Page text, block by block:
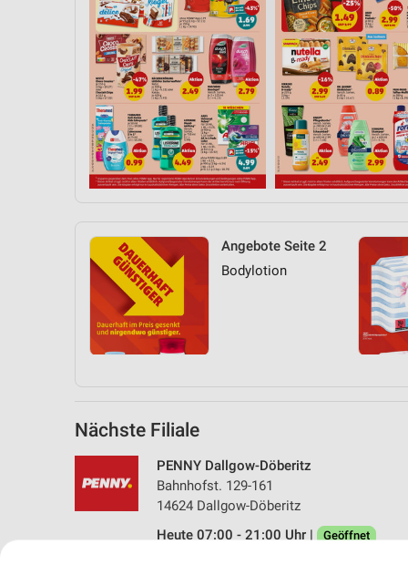
Angebote Seite 2
Bodylotion
Nächste Filiale
PENNY Dallgow-Döberitz
Bahnhofst. 129-161
14624 Dallgow-Döberitz
Heute 07:00 - 21:00 Uhr |
Geöffnet